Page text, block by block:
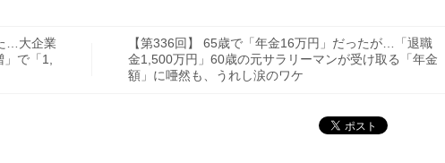
…大企業
で「1,
【第336回】 65歳で「年金16万円」だったが…「退職
金1,500万円」60歳の元サラリーマンが受け取る「年金
額」に唖然も、うれし涙のワケ